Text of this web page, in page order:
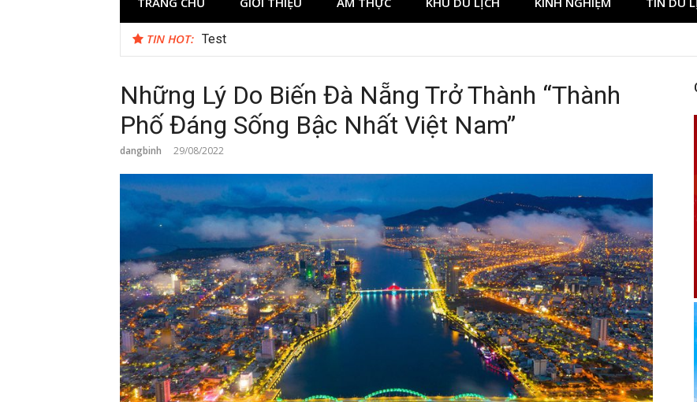
TIN HOT: Test
Những Lý Do Biến Đà Nẵng Trở Thành “Thành
Phố Đáng Sống Bậc Nhất Việt Nam”
dangbinh 29/08/2022